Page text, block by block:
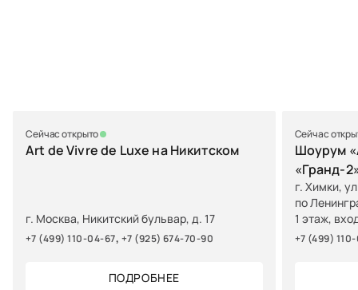
Сейчас открыто
Art de Vivre de Luxe на Никитском
г. Москва, Никитский бульвар, д. 17
+7 (499) 110-04-67, +7 (925) 674-70-90
ПОДРОБНЕЕ
Сейчас
Шоурум
«Гранд-
г. Химки,
по
1 этаж,
+7 (499)